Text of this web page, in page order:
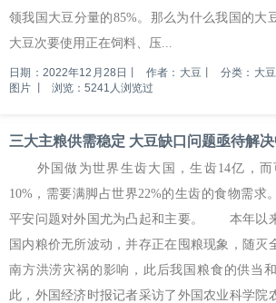
领我国大豆分量的85%。那么为什么我国的
大豆次要使用正在饲料、压...
日期：2022年12月28日 作者：大豆 分类：大
图片
浏览：5241人浏览过
三大主粮供需稳定 大豆缺口问题亟待解
外国做为世界生齿大国，生齿14亿，而
10%，需要满脚占世界22%的生齿的食物需求
平安问题对外国尤为凸起和主要。 本年以来
国内粮价无所波动，并存正在囤粮现象，随灭
南方洪涝灾祸的影响，此后我国粮食的供当
此，外国经济时报记者采访了外国农业科学院